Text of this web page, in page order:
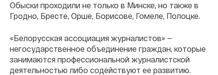
Обыски проходили не только в Минске, но также в
Гродно, Бресте, Орше, Борисове, Гомеле, Полоцке.
«Белорусская ассоциация журналистов» —
негосударственное объединение граждан, которые
занимаются профессиональной журналистской
деятельностью либо содействуют ее развитию.